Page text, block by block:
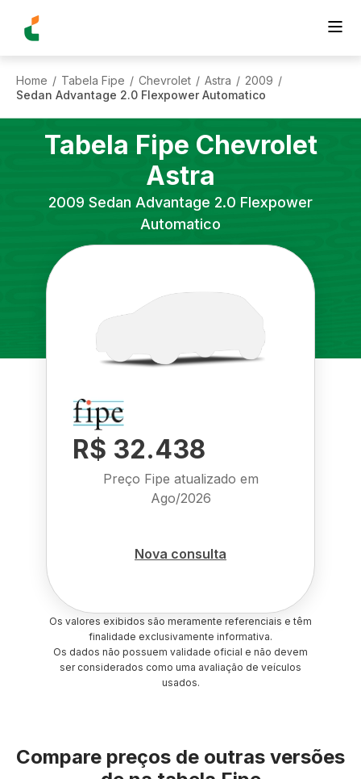
Home / Tabela Fipe / Chevrolet / Astra / 2009 /
Sedan Advantage 2.0 Flexpower Automatico
Tabela Fipe Chevrolet
Astra
2009 Sedan Advantage 2.0 Flexpower
Automatico
R$ 32.438
Preço Fipe atualizado em
Ago/2026
Nova consulta
Os valores exibidos são meramente referenciais e têm
finalidade exclusivamente informativa.
Os dados não possuem validade oficial e não devem
ser considerados como uma avaliação de veículos
usados.
Compare preços de outras versões